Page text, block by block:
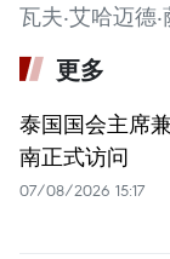
瓦夫‧艾哈迈德
更多
泰国国会主席
南正式访问
07/08/2026 15:17